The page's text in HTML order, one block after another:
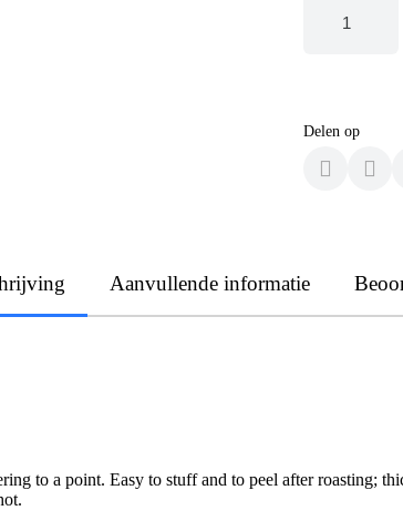
Delen op
Aanvullende informatie
to a point. Easy to stuff and to peel after roasting;